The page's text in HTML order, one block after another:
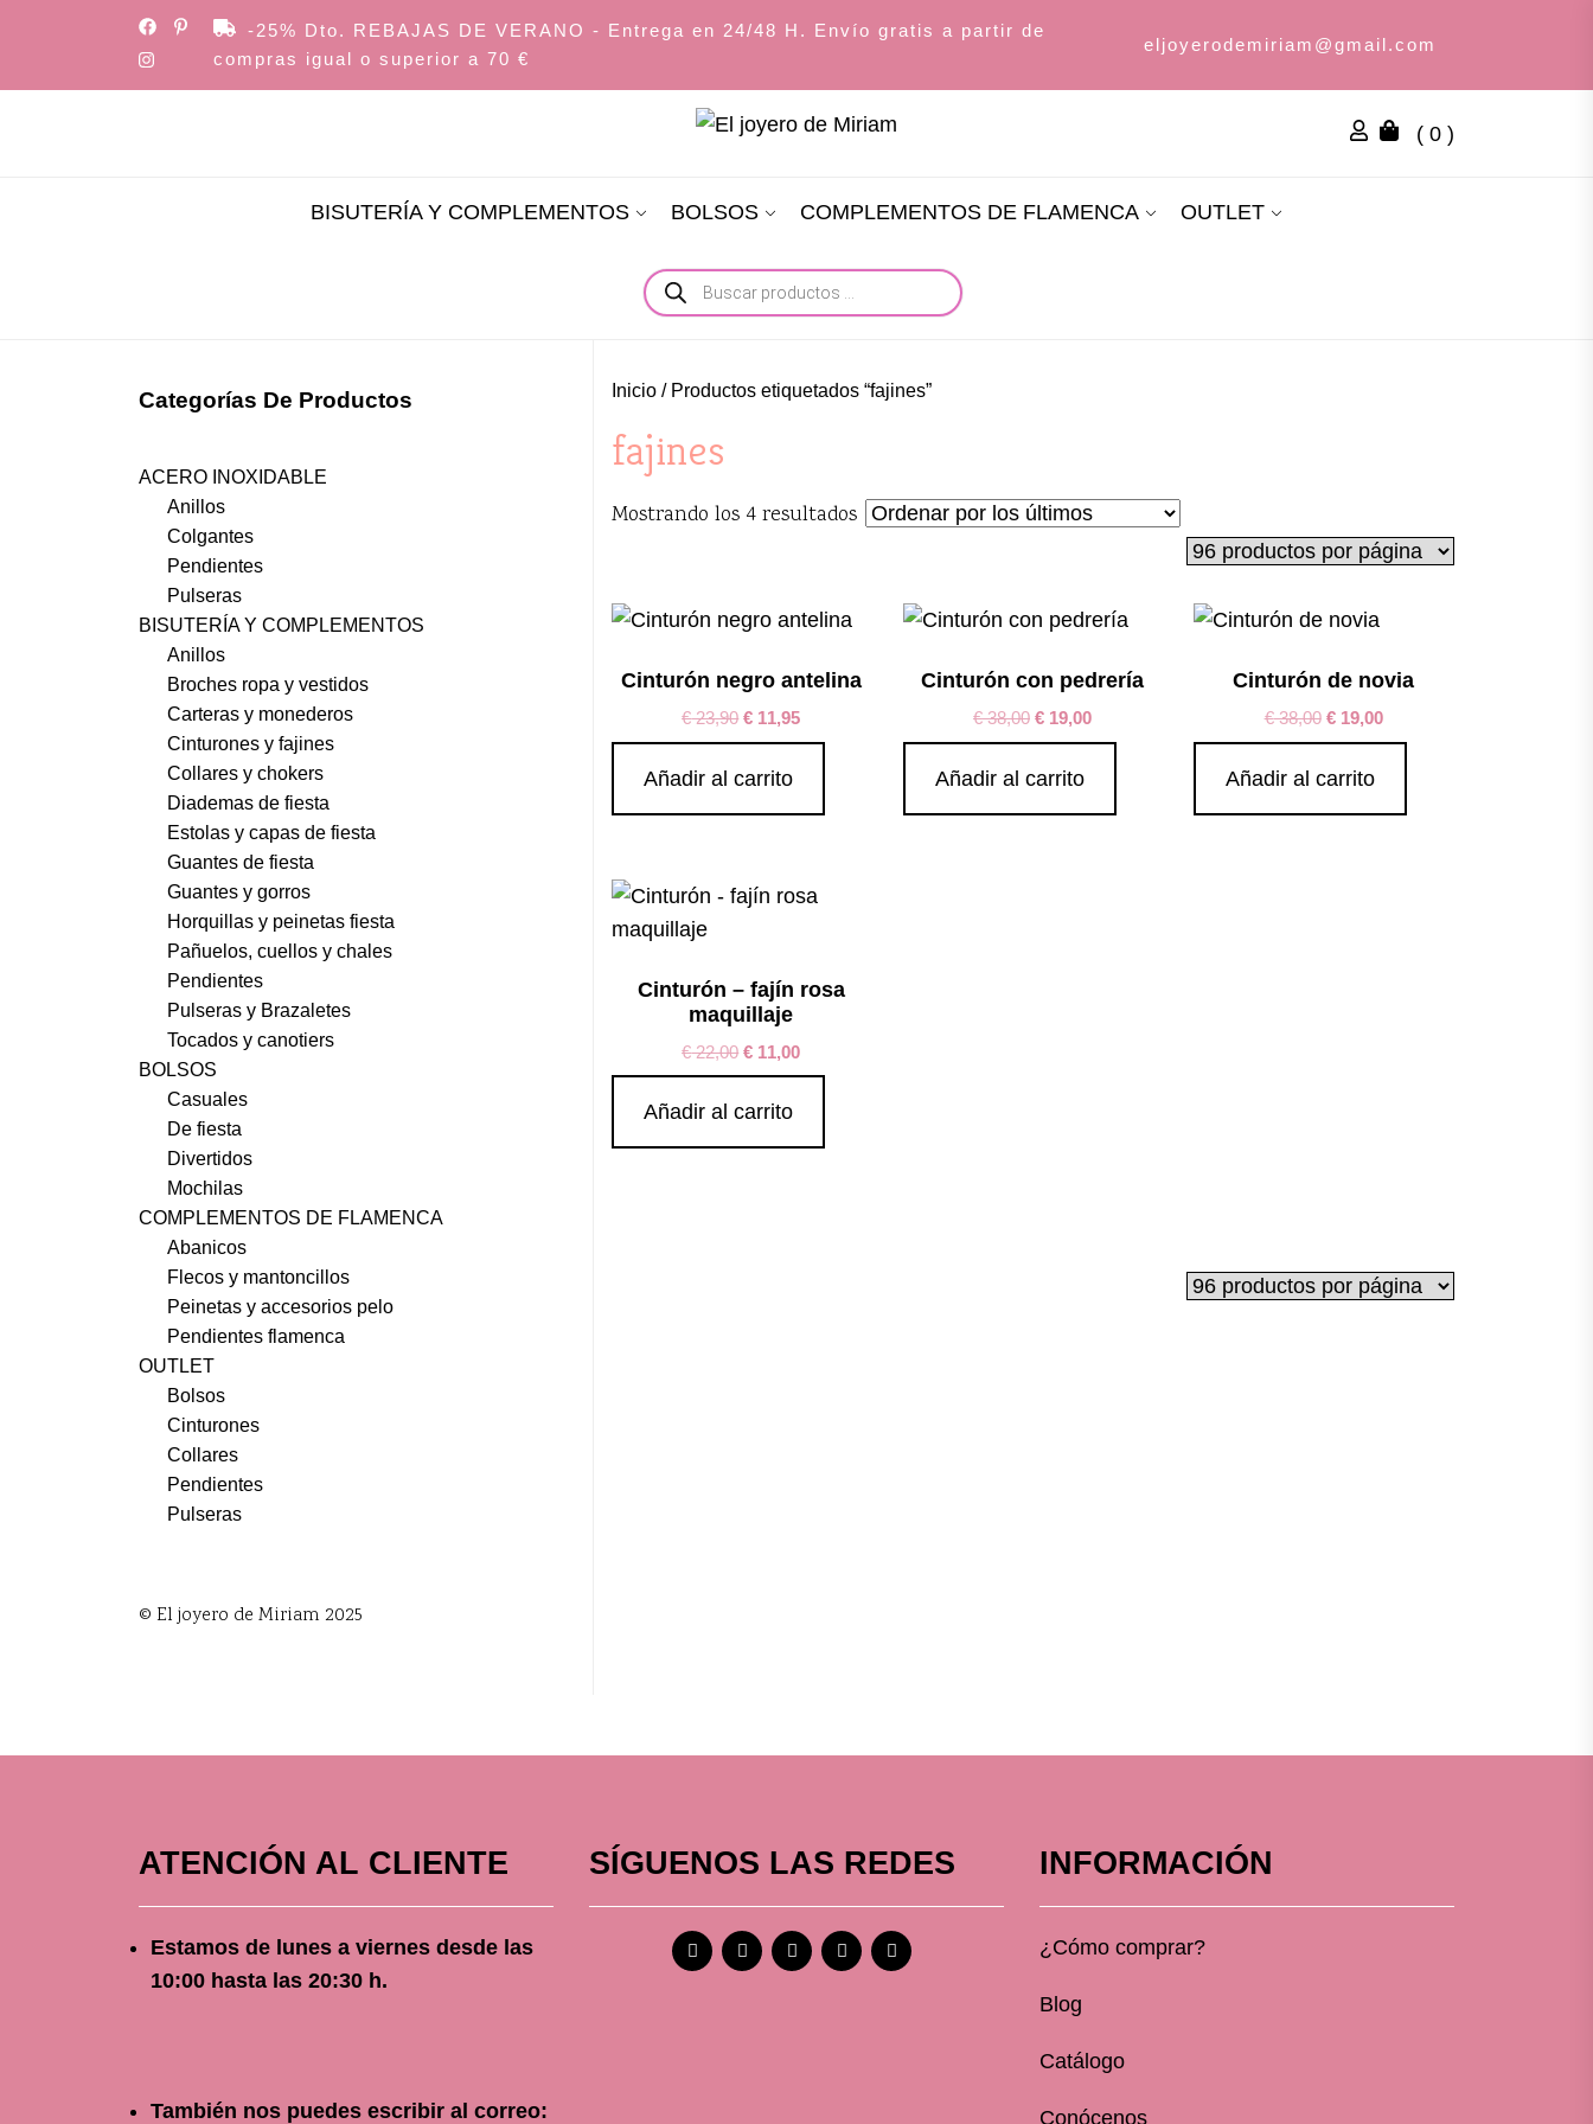
-25% Dto. REBAJAS DE VERANO - Entrega en 24/48 H. Envío gratis a partir de
compras igual o superior a 70 €
eljoyerodemiriam@gmail.com
joyero
Miriam
( 0 )
BISUTERÍA Y COMPLEMENTOS BOLSOS COMPLEMENTOS DE FLAMENCA OUTLET
Búsqueda
de
productos
Inicio / Productos etiquetados “fajines”
fajines
Mostrando los 4 resultadosOrdenado
últimos
Cinturón negro antelina
€23,90 € 11,95
Añadir al carrito
Cinturón con pedrería
€38,00 €19,00
Añadir al carrito
Cinturón de novia
€38,00 €19,00
Añadir al carrito
Cinturón – fajín rosa
maquillaje
€22,00 € 11,00
Añadir al carrito
Categorías De Productos
ACERO INOXIDABLE
Anillos
Colgantes
Pendientes
Pulseras
BISUTERÍA Y COMPLEMENTOS
Anillos
Broches ropa y vestidos
Carteras y monederos
Cinturones y fajines
Collares y chokers
Diademas de fiesta
Estolas y capas de fiesta
Guantes de fiesta
Guantes y gorros
Horquillas y peinetas fiesta
Pañuelos, cuellos y chales
Pendientes
Pulseras y Brazaletes
Tocados y canotiers
BOLSOS
Casuales
De fiesta
Divertidos
Mochilas
COMPLEMENTOS DE FLAMENCA
Abanicos
Flecos y mantoncillos
Peinetas y accesorios pelo
Pendientes flamenca
OUTLET
Bolsos
Cinturones
Collares
Pendientes
Pulseras
© El joyero de Miriam 2025
ATENCIÓN AL CLIENTE
Estamos de lunes a viernes desde las
10:00 hasta las 20:30 h.
También nos puedes escribir al correo:
SÍGUENOS LAS REDES INFORMACIÓN
¿Cómo comprar?
Blog
Catálogo
Conócenos